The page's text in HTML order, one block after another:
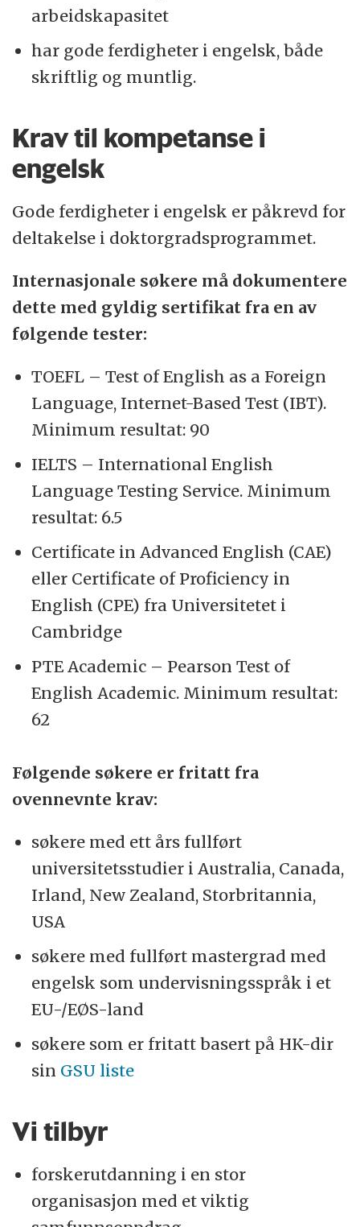
arbeidskapasitet
har gode ferdigheter i engelsk, både
skriftlig og muntlig.
Krav til kompetanse i
engelsk
Gode ferdigheter i engelsk er påkrevd for
deltakelse i doktorgradsprogrammet.
Internasjonale søkere må dokumentere
dette med gyldig sertifikat fra en av
følgende tester:
TOEFL – Test of English as a Foreign
Language, Internet-Based Test (IBT).
Minimum resultat: 90
IELTS – International English
Language Testing Service. Minimum
resultat: 6.5
Certificate in Advanced English (CAE)
eller Certificate of Proficiency in
English (CPE) fra Universitetet i
Cambridge
PTE Academic – Pearson Test of
English Academic. Minimum resultat:
62
Følgende søkere er fritatt fra
ovennevnte krav:
søkere med ett års fullført
universitetsstudier i Australia, Canada,
Irland, New Zealand, Storbritannia,
USA
søkere med fullført mastergrad med
engelsk som undervisningsspråk i et
EU-/EØS-land
søkere som er fritatt basert på HK-dir
sin GSU liste
Vi tilbyr
forskerutdanning i en stor
organisasjon med et viktig